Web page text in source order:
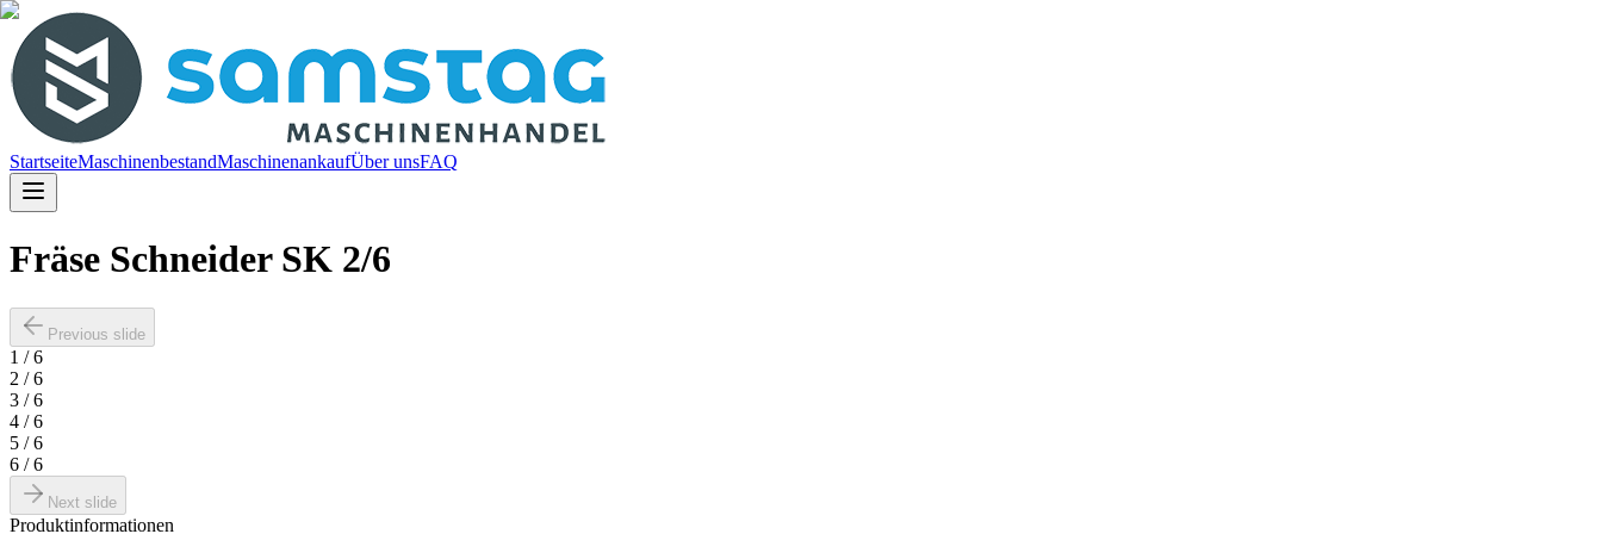
StartseiteMaschinenbestandMaschinenankaufÜber unsFAQ
Fräse Schneider SK 2/6
Previous slide
1 /6
2 /6
3 /6
4 /6
5 /6
6 /6
Next slide
Produktinformationen